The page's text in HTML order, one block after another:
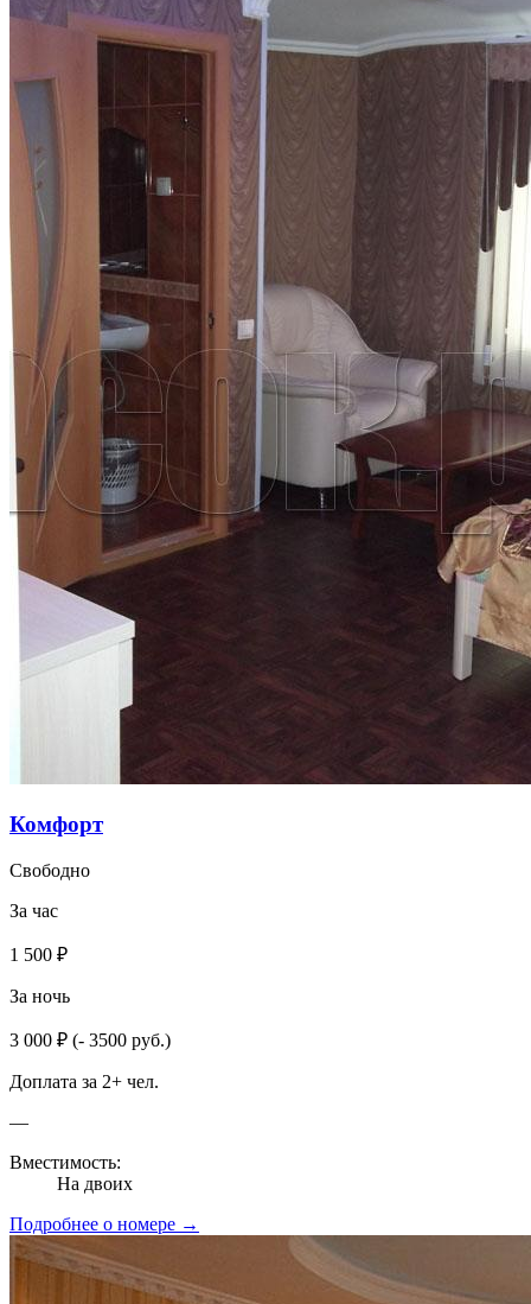
Комфорт
Свободно
За час
1 500 ₽
За ночь
3 000 ₽ (- 3500 руб.)
Доплата за 2+ чел.
—
Вместимость:
На двоих
Подробнее о номере →